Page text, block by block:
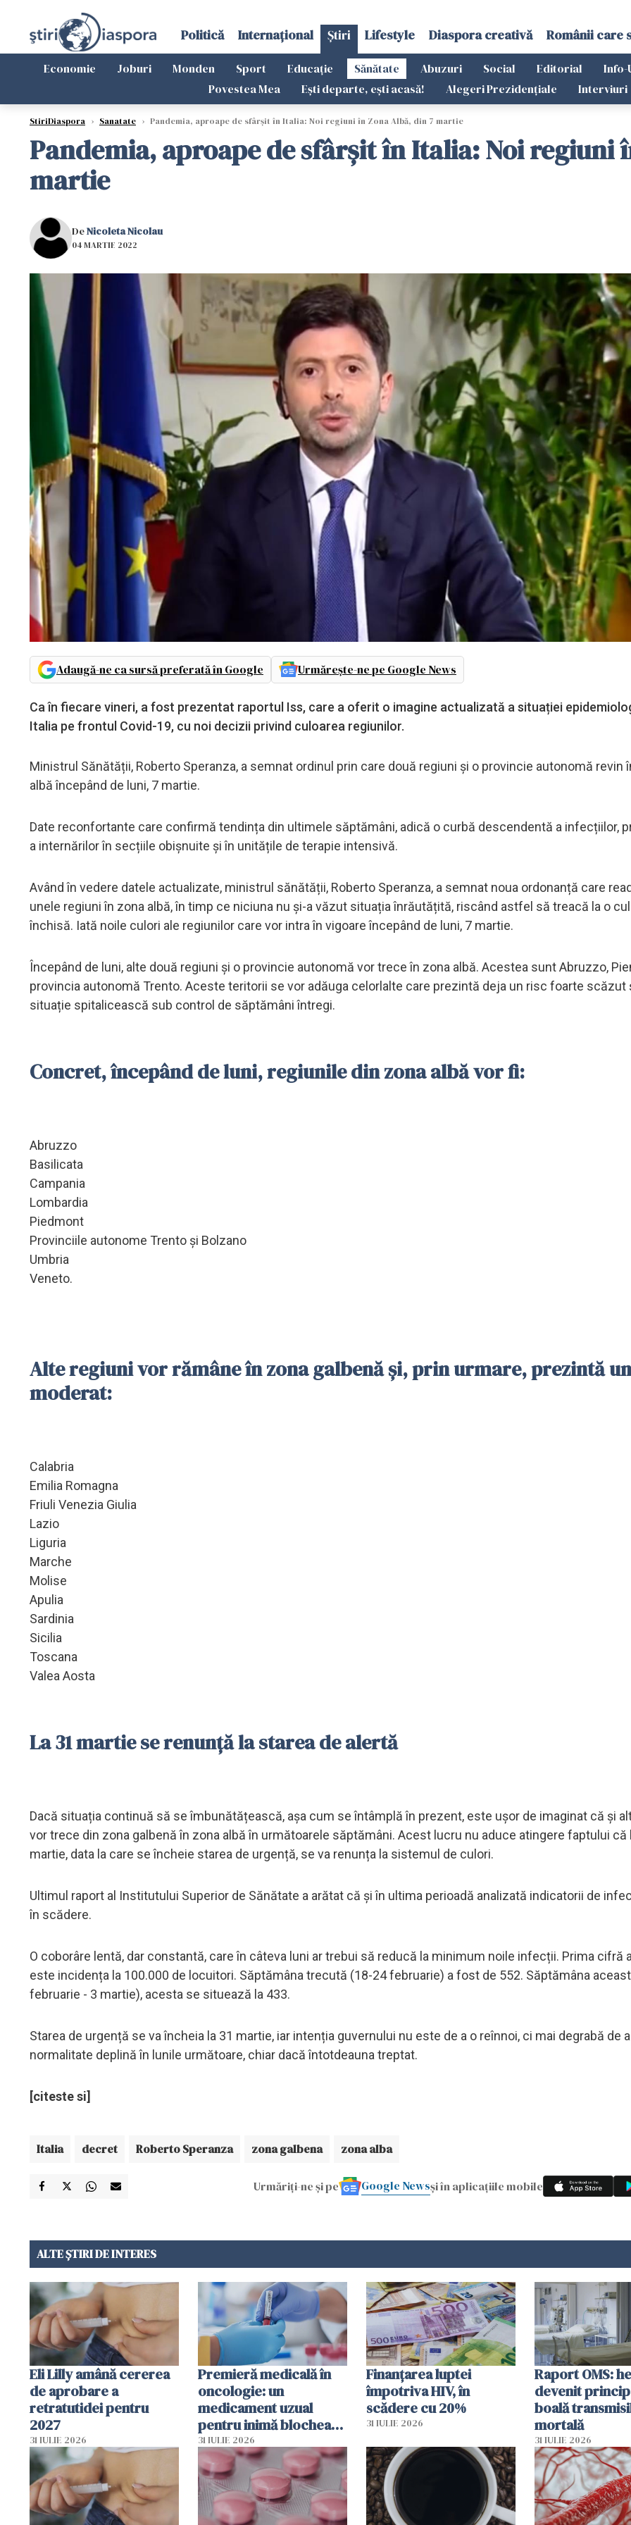
Politică Internațional Știri Lifestyle Diaspora creativă Românii care
Economie Joburi Monden Sport Educație Sănătate Abuzuri Social Editorial
Info-
Povestea Mea
Ești departe, ești acasă! Alegeri Prezidențiale Interviuri
StiriDiaspora › Sanatate › Pandemia, aproape de sfârșit în Italia: Noi regiuni în Zona Albă, din 7 martie
Pandemia, aproape de sfârșit în Italia: Noi regiuni
martie
DeNicoleta Nicolau
04 MARTIE 2022
Adaugă-ne ca sursă preferată în Google Urmărește-ne pe Google News
Ca în fiecare vineri, a fost prezentat raportul Iss, care a oferit o imagine actualizată a situației
Italia pe frontul Covid-19, cu noi decizii privind culoarea regiunilor.
Ministrul Sănătății, Roberto Speranza, a semnat ordinul prin care două regiuni și o provincie autonomă revin
albă începând de luni, 7 martie.
Date reconfortante care confirmă tendința din ultimele săptămâni, adică o curbă descendentă a infecțiilor,
a internărilor în secțiile obișnuite și în unitățile de terapie intensivă.
Având în vedere datele actualizate, ministrul sănătății, Roberto Speranza, a semnat noua ordonanță care
unele regiuni în zona albă, în timp ce niciuna nu și-a văzut situația înrăutățită, riscând astfel să treacă la o
închisă. Iată noile culori ale regiunilor care vor intra în vigoare începând de luni, 7 martie.
Începând de luni, alte două regiuni și o provincie autonomă vor trece în zona albă. Acestea sunt Abruzzo,
provincia autonomă Trento. Aceste teritorii se vor adăuga celorlalte care prezintă deja un risc foarte scăzut
situație spitalicească sub control de săptămâni întregi.
Concret, începând de luni, regiunile din zona albă vor fi:
Abruzzo
Basilicata
Campania
Lombardia
Piedmont
Provinciile autonome Trento și Bolzano
Umbria
Veneto.
Alte regiuni vor rămâne în zona galbenă și, prin urmare, prezintă
moderat:
Calabria
Emilia Romagna
Friuli Venezia Giulia
Lazio
Liguria
Marche
Molise
Apulia
Sardinia
Sicilia
Toscana
Valea Aosta
La 31 martie se renunță la starea de alertă
Dacă situația continuă să se îmbunătățească, așa cum se întâmplă în prezent, este ușor de imaginat că și
vor trece din zona galbenă în zona albă în următoarele săptămâni. Acest lucru nu aduce atingere faptului că
martie, data la care se încheie starea de urgență, se va renunța la sistemul de culori.
Ultimul raport al Institutului Superior de Sănătate a arătat că și în ultima perioadă analizată indicatorii de
în scădere.
O coborâre lentă, dar constantă, care în câteva luni ar trebui să reducă la minimum noile infecții. Prima cifră
este incidența la 100.000 de locuitori. Săptămâna trecută (18-24 februarie) a fost de 552. Săptămâna
februarie - 3 martie), acesta se situează la 433.
Starea de urgență se va încheia la 31 martie, iar intenția guvernului nu este de a o reînnoi, ci mai degrabă de
normalitate deplină în lunile următoare, chiar dacă întotdeauna treptat.
[citeste si]
Italia decret Roberto Speranza zona galbena zona alba
Urmăriți-ne și pe Google Newsși în aplicațiile mobile
ALTE ȘTIRI DE INTERES
Eli Lilly amână cererea
de aprobare a
retratutidei pentru
2027
31 IULIE 2026
Premieră medicală în
oncologie: un
medicament uzual
pentru inimă blochează
dezvoltarea celulelor
canceroase.
31 IULIE 2026
Finanțarea luptei
împotriva HIV, în
scădere cu 20%
31 IULIE 2026
Raport OMS:
devenit
boală
mortală
31 IULIE 2026